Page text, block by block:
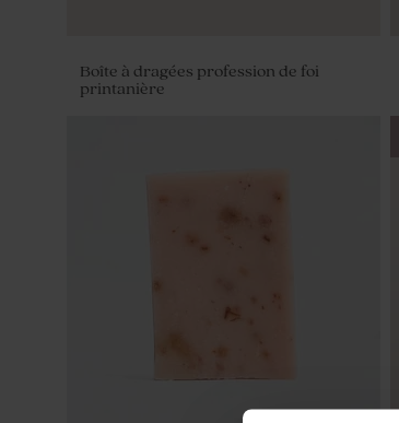
Boîte à dragées profession de foi
printanière